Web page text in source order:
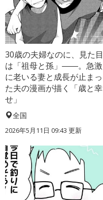
30歳の夫婦なのに、見た目
は「祖母と孫」――。急激
に老いる妻と成長が止まっ
た夫の漫画が描く「歳と幸
せ」
全国
2026年5月11日 09:43 更新